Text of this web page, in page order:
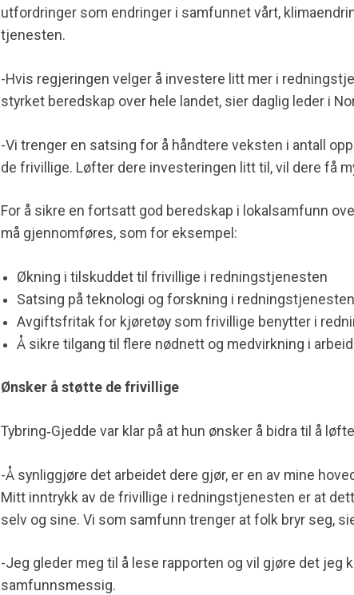
utfordringer som endringer i samfunnet vårt,
tjenesten.
-Hvis regjeringen velger å investere litt mer i
styrket beredskap over hele landet, sier daglig leder i
-Vi trenger en satsing for å håndtere veksten i antall
de frivillige. Løfter dere investeringen litt til, vil dere få
For å sikre en fortsatt god beredskap i lokalsamfunn
må gjennomføres, som for eksempel:
Økning i tilskuddet til frivillige i redningstjenesten
Satsing på teknologi og forskning i redningstjenesten
Avgiftsfritak for kjøretøy som frivillige benytter i
Å sikre tilgang til flere nødnett og medvirkning i
Ønsker å støtte de frivillige
Tybring‐Gjedde var klar på at hun ønsker å bidra til å
-Å synliggjøre det arbeidet dere gjør, er en av mine
Mitt inntrykk av de frivillige i redningstjenesten er at
selv og sine. Vi som samfunn trenger at folk bryr seg,
-Jeg gleder meg til å lese rapporten og vil gjøre det jeg
samfunnsmessig.